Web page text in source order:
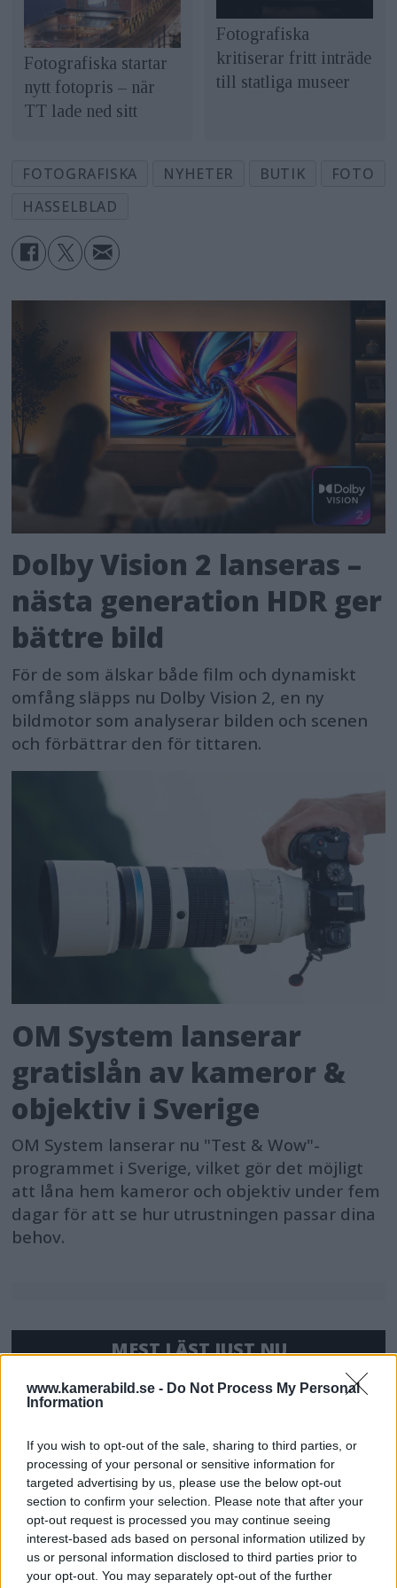
www.kamerabild.se - Do Not Process My Personal
Information
If you wish to opt-out of the sale, sharing to third parties, or
processing of your personal or sensitive information for
targeted advertising by us, please use the below opt-out
section to confirm your selection. Please note that after your
opt-out request is processed you may continue seeing
interest-based ads based on personal information utilized by
us or personal information disclosed to third parties prior to
your opt-out. You may separately opt-out of the further
Fotografiska startar
nytt fotopris – när
TT lade ned sitt
Fotografiska
kritiserar fritt inträde
till statliga museer
FOTOGRAFISKA NYHETER BUTIK
FOTO
HASSELBLAD
Dolby Vision 2 lanseras –
nästa generation HDR ger
bättre bild
För de som älskar både film och dynamiskt
omfång släpps nu Dolby Vision 2, en ny
bildmotor som analyserar bilden och scenen
och förbättrar den för tittaren.
OM System lanserar
gratislån av kameror &
objektiv i Sverige
OM System lanserar nu "Test & Wow"-
programmet i Sverige, vilket gör det möjligt
att låna hem kameror och objektiv under fem
dagar för att se hur utrustningen passar dina
behov.
MEST LÄST JUST NU
DJI Osmo Pocket 4P
Sony lägger bud på
Tamron – kan vara värt
12 miljarder kronor